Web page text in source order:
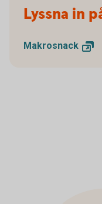
Lyssna in
Makrosnack